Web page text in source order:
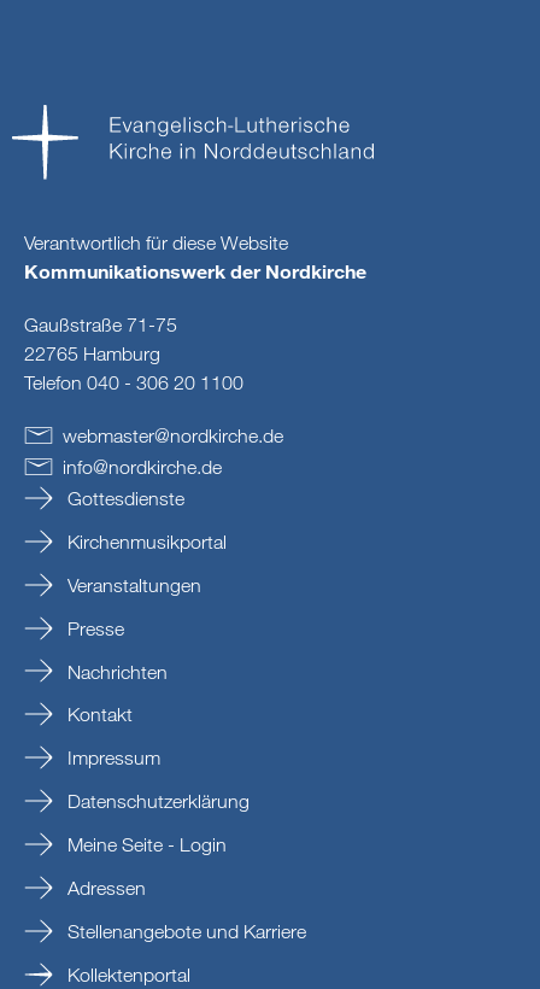
Verantwortlich für diese Website
Kommunikationswerk der Nordkirche
Gaußstraße 71-75
22765 Hamburg
Telefon 040 - 306 20 1100
webmaster@nordkirche.de
info@nordkirche.de
Gottesdienste
Kirchenmusikportal
Veranstaltungen
Presse
Nachrichten
Kontakt
Impressum
Datenschutzerklärung
Meine Seite - Login
Adressen
Stellenangebote und Karriere
Kollektenportal